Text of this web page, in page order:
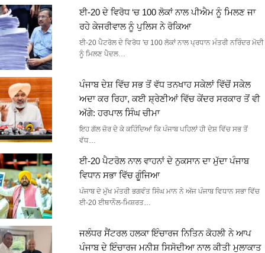
ਈ-20 ਦੇ ਵਿਰੋਧ ‘ਚ 100 ਲੋਕਾਂ ਨਾਲ ਪੀਐਮ ਨੂੰ ਮਿਲਣ ਜਾ
ਰਹੇ ਕੇਜਰੀਵਾਲ ਨੂੰ ਪੁਲਿਸ ਨੇ ਰੋਕਿਆ
ਈ-20 ਪੈਟਰੋਲ ਦੇ ਵਿਰੋਧ 'ਚ 100 ਲੋਕਾਂ ਨਾਲ ਪ੍ਰਧਾਨ ਮੰਤਰੀ ਨਰਿੰਦਰ ਮੋਦੀ
ਨੂੰ ਮਿਲਣ ਪੈਦਲ…
ਪੰਜਾਬ ਦੇਸ਼ ਵਿੱਚ ਸਭ ਤੋਂ ਵੱਧ ਤਨਖਾਹ ਸਕੇਲਾਂ ਵਿੱਚੋਂ ਸਕੇਲ
ਅਦਾ ਕਰ ਰਿਹਾ, ਕਈ ਸ਼੍ਰੇਣੀਆਂ ਵਿੱਚ ਕੇਂਦਰ ਸਰਕਾਰ ਤੋਂ ਵੀ
ਅੱਗੇ: ਹਰਪਾਲ ਸਿੰਘ ਚੀਮਾ
ਇਹ ਗੱਲ ਜ਼ੋਰ ਦੇ ਕੇ ਕਹਿੰਦਿਆਂ ਕਿ ਪੰਜਾਬ ਪਹਿਲਾਂ ਹੀ ਦੇਸ਼ ਵਿੱਚ ਸਭ ਤੋਂ
ਵੱਧ…
ਈ-20 ਪੈਟਰੋਲ ਨਾਲ ਵਾਹਨਾਂ ਦੇ ਨੁਕਸਾਨ ਦਾ ਮੁੱਦਾ ਪੰਜਾਬ
ਵਿਧਾਨ ਸਭਾ ਵਿੱਚ ਗੂੰਜਿਆ
ਪੰਜਾਬ ਦੇ ਮੁੱਖ ਮੰਤਰੀ ਭਗਵੰਤ ਸਿੰਘ ਮਾਨ ਨੇ ਅੱਜ ਪੰਜਾਬ ਵਿਧਾਨ ਸਭਾ ਵਿੱਚ
ਈ-20 ਈਥਾਨੌਲ-ਮਿਸ਼ਰਤ…
ਜਲੰਧਰ ਸੈਂਟਰਲ ਹਲਕਾ ਇੰਚਾਰਜ ਨਿਤਿਨ ਕੋਹਲੀ ਨੇ ਆਪ
ਪੰਜਾਬ ਦੇ ਇੰਚਾਰਜ ਮਨੀਸ਼ ਸਿਸੋਦੀਆ ਨਾਲ ਕੀਤੀ ਮੁਲਾਕਾਤ